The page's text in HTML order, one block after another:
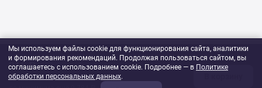
216 ₽
1шт
Мы используем файлы cookie для функционирования сайта, аналитики
и формирования рекомендаций. Продолжая пользоваться сайтом, вы
соглашаетесь с использованием cookie. Подробнее — в Политике
обработки персональных данных.